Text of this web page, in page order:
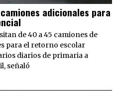
adicionales para
de 40 a 45 camiones de
para el retorno escolar
diarios de primaria a
señaló